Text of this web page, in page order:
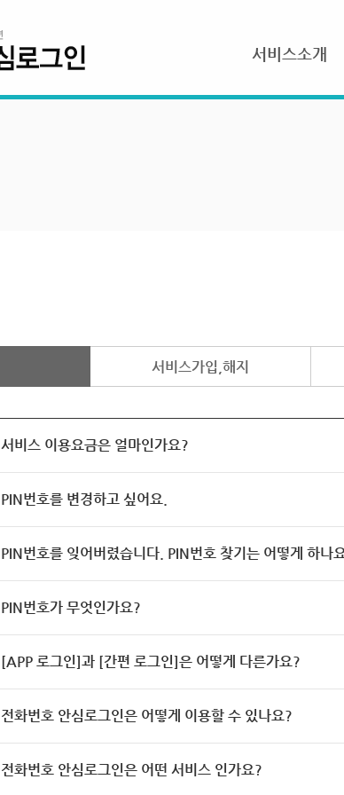
서비스소개
서비스가입,해지
서비스 이용요금은 얼마인가요?
PIN번호를 변경하고 싶어요.
PIN번호를 잊어버렸습니다. PIN번호 찾기는 어떻게 하나
PIN번호가 무엇인가요?
[APP 로그인]과 [간편 로그인]은 어떻게 다른가요?
전화번호 안심로그인은 어떻게 이용할 수 있나요?
전화번호 안심로그인은 어떤 서비스 인가요?